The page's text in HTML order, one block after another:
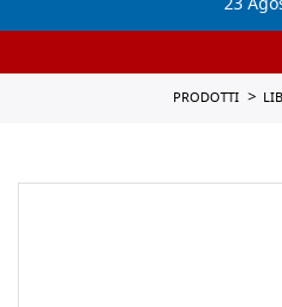
23
PRODOTTI